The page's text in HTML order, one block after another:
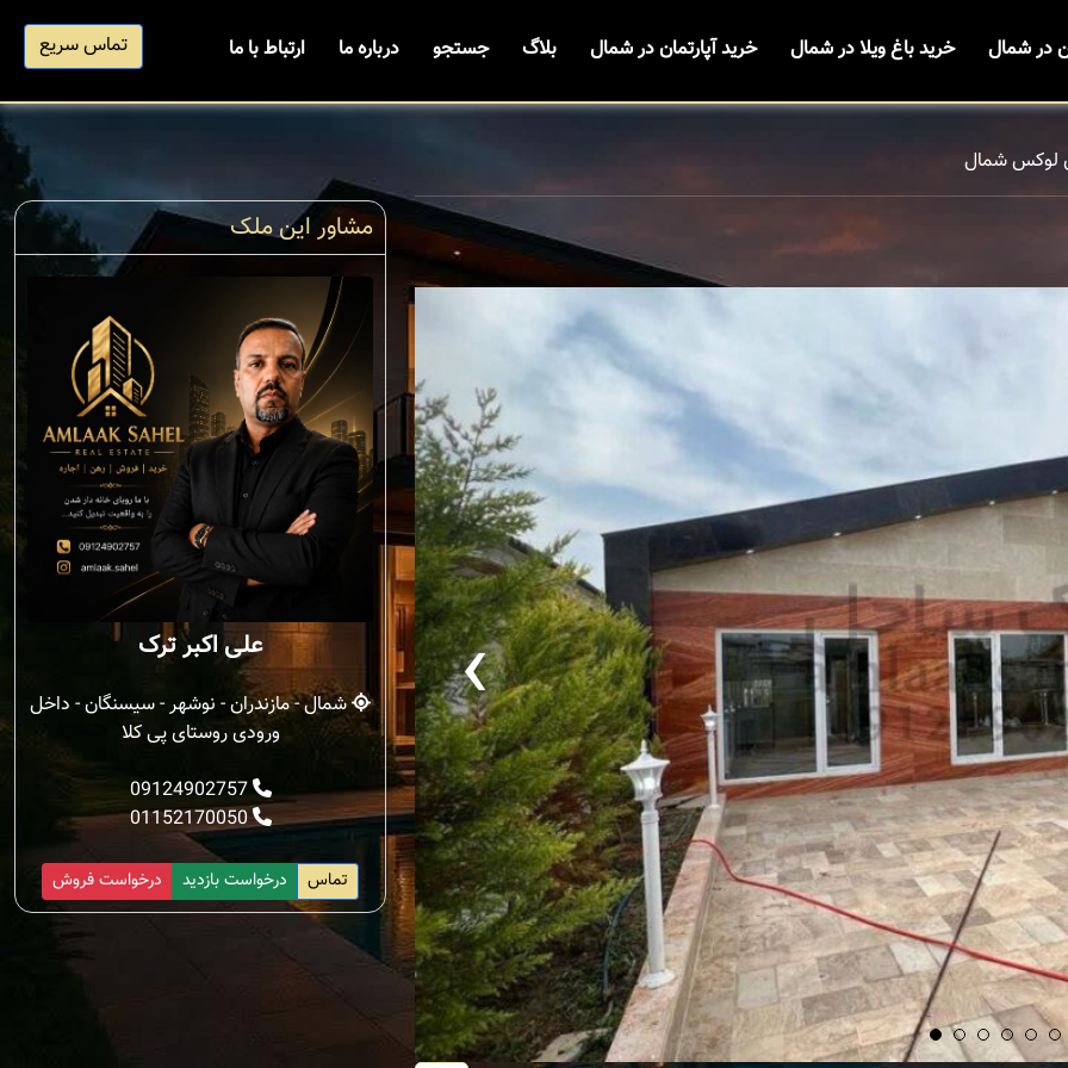
در شمال خرید باغ ویلا در شمال خرید آپارتمان در شمال بلاگ جستجو درباره ما ارتباط با ما تماس سریع
لوکس شمال
‹
مشاور این ملک
علی اکبر ترک
شمال - مازندران - نوشهر - سیسنگان - داخل
ورودی روستای پی کلا
09124902757
01152170050
درخواست فروش درخواست بازدید تماس